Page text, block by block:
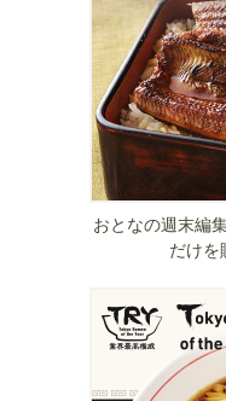
おとなの週末編
だけを